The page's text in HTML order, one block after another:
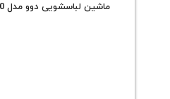
ماشین لباسشویی دوو مدل LM-830